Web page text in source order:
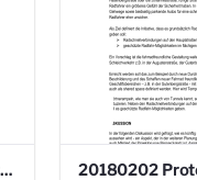
20181112 Protokoll Platzgespräch Bismarckplatz .pdf